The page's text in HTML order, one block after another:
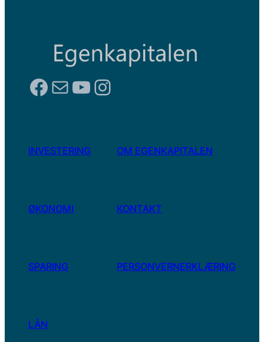
Facebook
E-postYouTube
Instagram
INVESTERING
ØKONOMI
SPARING
LÅN
OM EGENKAPITALEN
KONTAKT
PERSONVERNERKLÆRING